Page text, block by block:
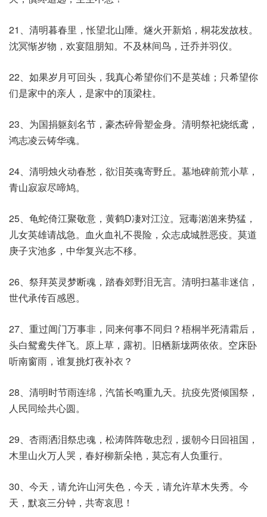
21、清明暮春里，怅望北山陲。燧火开新焰，桐花发故枝。
沈冥惭岁物，欢宴阻朋知。不及林间鸟，迁乔并羽仪。
22、如果岁月可回头，我真心希望你们不是英雄；只希望你
们是家中的亲人，是家中的顶梁柱。
23、为国捐躯刻名节，豪杰碎骨塑金身。清明祭祀烧纸鸢，
鸿志凌云铸华魂。
24、清明烛火动春愁，欲泪英魂寄野丘。墓地碑前荒小草，
青山寂寂尽啼鸠。
25、龟蛇倚江聚敬意，黄鹤D凄对江泣。冠毒汹汹来势猛，
儿女英雄请战急。血火血礼不畏险，众志成城胜恶疫。莫道
庚子灾池多，中华复兴志不移。
26、祭拜英灵梦断魂，踏春郊野泪无言。清明扫墓非迷信，
世代承传百感恩。
27、重过阊门万事非，同来何事不同归？梧桐半死清霜后，
头白鸳鸯失伴飞。原上草，露初。旧栖新垅两依依。空床卧
听南窗雨，谁复挑灯夜补衣？
28、清明时节雨连绵，汽笛长鸣重九天。抗疫先贤倾国祭，
人民同绘共心圆。
29、杏雨洒泪祭忠魂，松涛阵阵敬忠烈，援朝今日回祖国，
木里山火万人哭，春好柳新朵艳，莫忘有人负重行。
30、今天，请允许山河失色，今天，请允许草木失秀。今
天，默哀三分钟，共寄哀思！